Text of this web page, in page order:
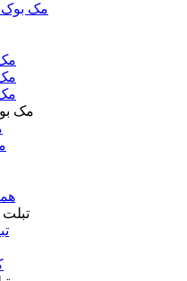
مک بوک پرو
مک
مک
مک
مک